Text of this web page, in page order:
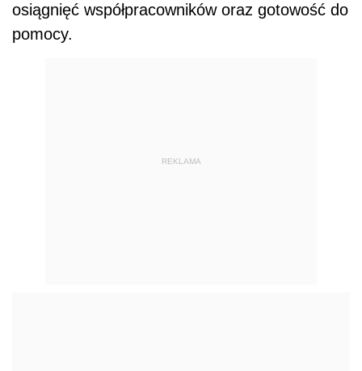
osiągnięć współpracowników oraz gotowość do
pomocy.
REKLAMA